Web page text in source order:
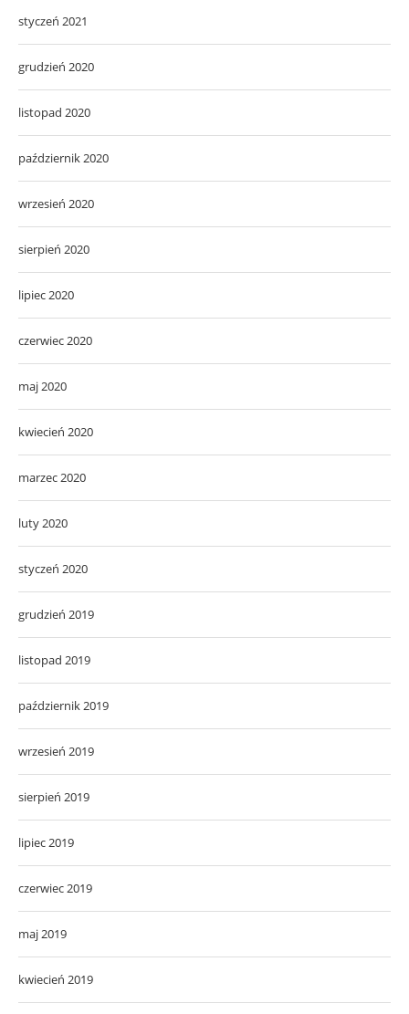
styczeń 2021
grudzień 2020
listopad 2020
październik 2020
wrzesień 2020
sierpień 2020
lipiec 2020
czerwiec 2020
maj 2020
kwiecień 2020
marzec 2020
luty 2020
styczeń 2020
grudzień 2019
listopad 2019
październik 2019
wrzesień 2019
sierpień 2019
lipiec 2019
czerwiec 2019
maj 2019
kwiecień 2019